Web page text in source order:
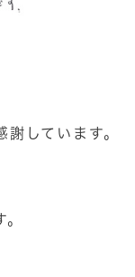
しています。